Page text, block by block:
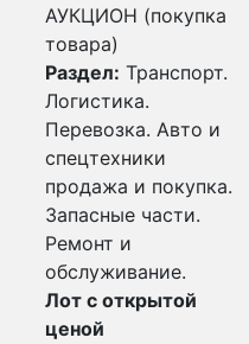
АУКЦИОН (покупка
товара)
Раздел: Транспорт.
Логистика.
Перевозка. Авто и
спецтехники
продажа и покупка.
Запасные части.
Ремонт и
обслуживание.
Лот с открытой
ценой